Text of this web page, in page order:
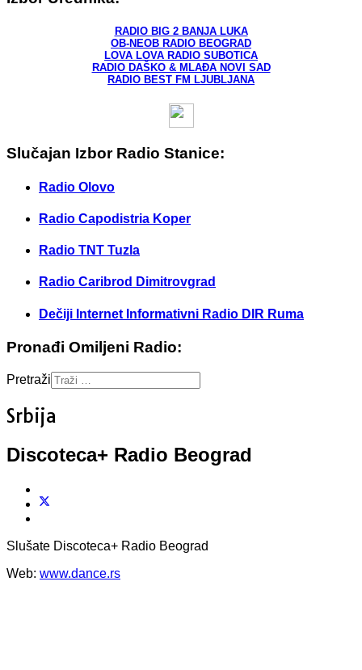
RADIO BIG 2 BANJA LUKA
OB-NEOB RADIO BEOGRAD
LOVA LOVA RADIO SUBOTICA
RADIO DAŠKO & MLAĐA NOVI SAD
RADIO BEST FM LJUBLJANA
Slučajan Izbor Radio Stanice:
Radio Olovo
Radio Capodistria Koper
Radio TNT Tuzla
Radio Caribrod Dimitrovgrad
Dečiji Internet Informativni Radio DIR Ruma
Pronađi Omiljeni Radio:
Pretraži
Srbija
Discoteca+ Radio Beograd
Slušate Discoteca+ Radio Beograd
Web: www.dance.rs